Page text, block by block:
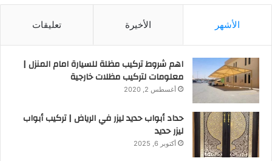
الأشهر الأخيرة تعليقات
اهم شروط تركيب مظلة للسيارة امام المنزل |
معلومات لتركيب مظلات خارجية
أغسطس 2, 2020
حداد أبواب حديد ليزر في الرياض | تركيب أبواب
ليزر حديد
أكتوبر 6, 2025